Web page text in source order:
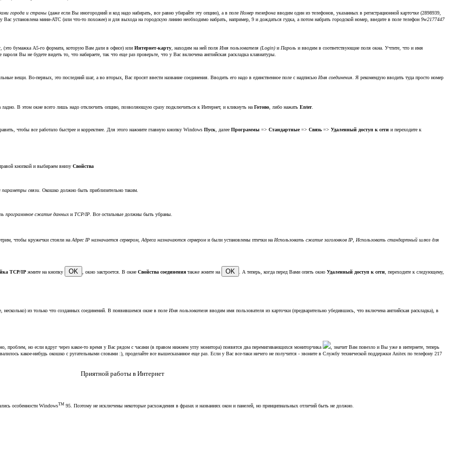
города и страны (даже если Вы иногородний и код надо набирать, все равно убирайте эту опцию), а в поле Номер телефона вводим один из телефонов, указанных в регистрационной карточке (2898939,
установлена мини-АТС (или что-то похожее) и для выхода на городскую линию необходимо набрать, например, 9 и дождаться гудка, а потом набрать городской номер, введите в поле телефон 9w2177447
, (это бумажка А5-го формата, которую Вам дали в офисе) или Интернет-карту , находим на ней поля Имя пользователя (Login) и Пароль и вводим в соответствующие поля окна. Учтите, что и имя
Вы не будете видеть то, что набираете, так что еще раз проверьте, что у Вас включена английская раскладка клавиатуры.
вещи. Во-первых, это последний шаг, а во вторых, Вас просят ввести название соединения. Вводить его надо в единственное поле с надписью Имя соединения . Я рекомендую вводить туда просто номер
В этом окне всего лишь надо отключить опцию, позволяющую сразу подключиться к Интернет, и кликнуть на Готово , либо нажать Enter.
чтобы все работало быстрее и корректнее. Для этого нажмите главную кнопку Windows Пуск , далее Программы => Стандартные=> Связь => Удаленный доступ к сети и переходите к
кнопкой и выбираем внизу Свойства
связи . Окошко должно быть приблизительно таким.
программное сжатие данныхи TCP/IP . Все остальные должны быть убраны.
чтобы кружечки стояли на Адрес IP назначается сервером Адреса назначаются сервером и были установлены птички на Использовать сжатие заголовков IP Использовать стандартный шлюз для
TCP/IP жмите на кнопку , окно зактроется. В окне Свойства соединения также жмите на . А теперь, когда перед Вами опять окно Удаленный доступ к сети , переходите к следующему,
из только что созданных соединений. В появившемся окне в поле Имя пользователя вводим имя пользователя из карточки (предварительно убедившись, что включена английская раскладка), в
проблем, но если вдруг через какое-то время у Вас рядом с часами (в правом нижнем углу монитора) появятся два перемигивающихся мониторчика
, значит Вам повезло и Вы уже в интернете, теперь
какое-нибудь окошко с ругательными словами :), проделайте все вышесказанное еще раз. Если у Вас все-таки ничего не получится - звоните в Службу технической поддержки Anitex по телефону 217
Приятной работы в Интернет
особенности WindowsTM 95. Поэтому не исключены некоторые расхождения в фразах и названиях окон и панелей, но принципиальных отличий быть не должно.